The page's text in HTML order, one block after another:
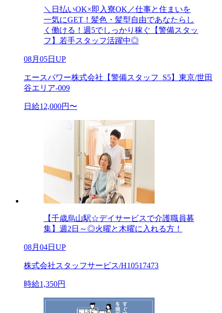
＼日払いOK×即入寮OK／仕事と住まいを
一気にGET！髪色・髪型自由であなたらし
く働ける！週5でしっかり稼ぐ【警備スタッ
フ】若手スタッフ活躍中◎
08月05日UP
エースパワー株式会社【警備スタッフ_S5】東京/世田
谷エリア-009
日給12,000円〜
【千歳烏山駅☆デイサービスで介護職員募
集】週2日～◎火曜と木曜に入れる方！
08月04日UP
株式会社スタッフサービス/H10517473
時給1,350円